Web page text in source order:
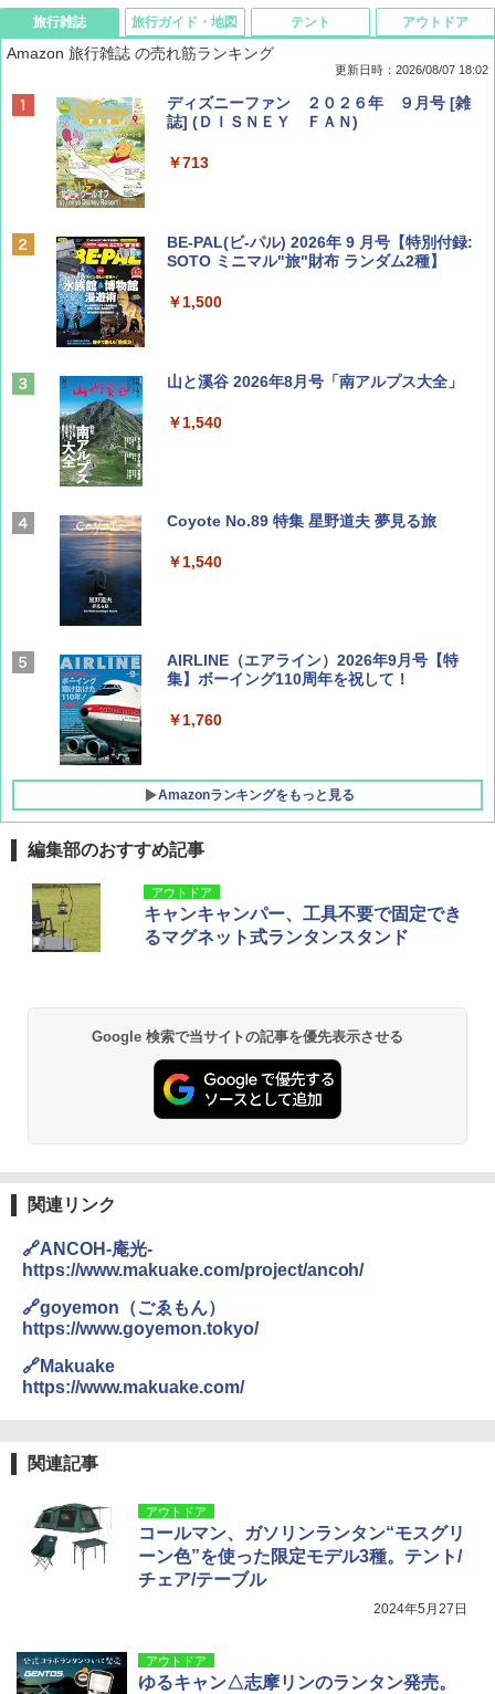
旅行雑誌
Amazon 旅行雑誌 の売れ筋ランキング
更新日時：2026/08/07 18:02
ディズニーファン ２０２６年 ９月号 [雑
誌] (ＤＩＳＮＥＹ ＦＡＮ)
￥713
BE-PAL(ビ-パル) 2026年 9 月号【特別付録:
SOTO ミニマル"旅"財布 ランダム2種】
￥1,500
山と溪谷 2026年8月号「南アルプス大全」
￥1,540
Coyote No.89 特集 星野道夫 夢見る旅
￥1,540
AIRLINE（エアライン）2026年9月号【特
集】ボーイング110周年を祝して！
￥1,760
Amazonランキングをもっと見る
旅行ガイド・地図
僕が見た未来【完全版】
￥0
D40 地球の歩き方 チェンマイ タイ北部の魅
力的な町 2026～2027 地球の歩き方D アジア
￥2,079
地球の歩き方 スター・ウォーズ
￥2,277
テント
[キャンパーズコレクション 山善] ポップアッ
プテント 傘みたいに広げて畳める パッとサ
ッとサンシェード キューブ フルクローズ メ
ッシュ 簡単設置 ワンタッチテント キャンプ
PYKES PEAK (パイクスピーク) 着替えテン
ト プライバシー テント 【中が透けない】 1
人用 折りたたみ 防災グッズ 災害用トイレ ビ
ーチ ピクニック ポップアップテント 携帯 簡
易 トイレテント (グレー)
テント ワンタッチ RENEW 幅200 2-3人用 43
500002(88859)
￥5,999
[キャンパーズコレクション 山善] 傘みたいに
￥9,990
[キャンパーズコレクション 山善] 傘みたいに
広げるだけ パッとサッとテント キューブワ
イド ブラックコーティング フルクローズ メ
ッシュ 4人用 簡単設置 ポップアップテント P
￥-
アウトドア
DEWEL パラソル 大型 ビーチ アウトドアパ
ラソル ガーデン サイトシート付 折りたたみ
防水 UVカット 4段階高さ調整 軽量 収納袋付
き
GRANDOOR ステンレス保冷剤 2個セット 2
026リニューアル 急速冷凍 空間倍増 衛生的
コンパクト 保冷力長持ち
￥2,980
付き ヒグマ・イノシシ対策 自治体・教育機
関の購入実績 登山・キャンプ・アウトドア・
防災用品 長期保存可能 緊急時用 日本国内発
送
￥14,800
着替えテント トイレテント 透けない【換気
通気窓付き】収納袋付き UVカット 防水 防災
コンパクト iimono117 (ブルー)
編集部のおすすめ記事
アウトドア
キャンキャンパー、工具不要で固定でき
るマグネット式ランタンスタンド
Google 検索で当サイトの記事を優先表示させる
関連リンク
🔗ANCOH-庵光-
https://www.makuake.com/project/ancoh/
🔗goyemon（ごゑもん）
https://www.goyemon.tokyo/
🔗Makuake
https://www.makuake.com/
関連記事
アウトドア
コールマン、ガソリンランタン“モスグリ
ーン色”を使った限定モデル3種。テント/
チェア/テーブル
2024年5月27日
アウトドア
ゆるキャン△志摩リンのランタン発売。